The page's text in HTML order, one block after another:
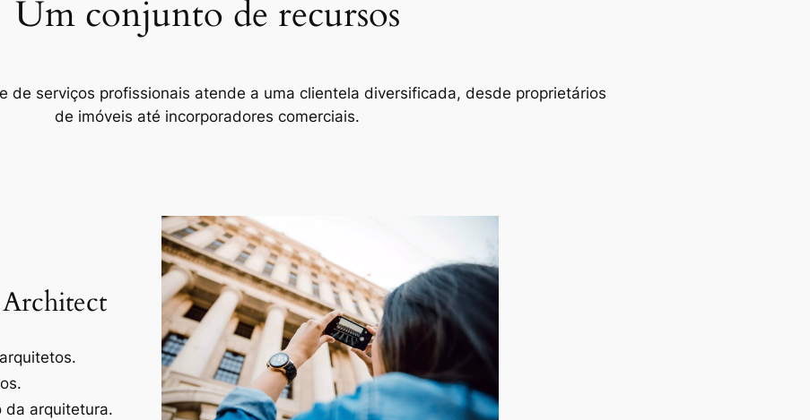
Um conjunto de recursos
de serviços profissionais atende a uma clientela diversificada, desde proprietários
de imóveis até incorporadores comerciais.
da arquitetura.